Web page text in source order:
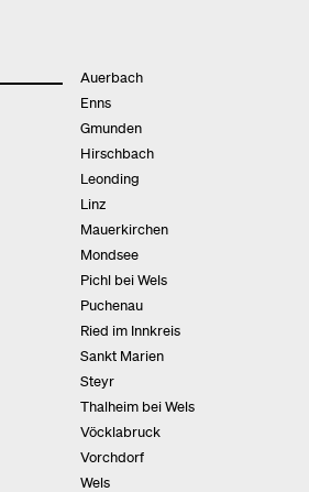
Auerbach
Enns
Gmunden
Hirschbach
Leonding
Linz
Mauerkirchen
Mondsee
Pichl bei Wels
Puchenau
Ried im Innkreis
Sankt Marien
Steyr
Thalheim bei Wels
Vöcklabruck
Vorchdorf
Wels